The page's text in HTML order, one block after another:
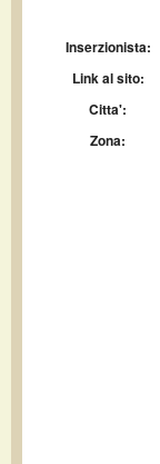
Inserzionista:
Link al sito:
Citta':
Zona: